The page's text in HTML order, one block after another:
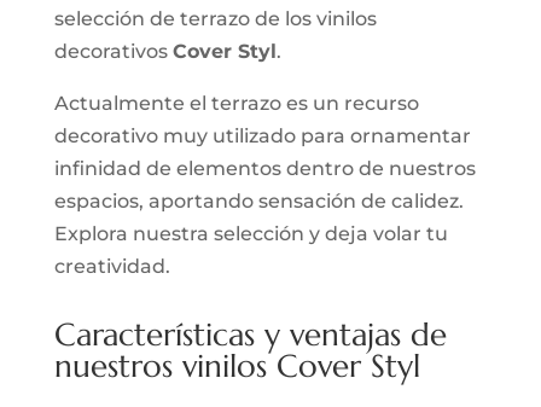
selección de terrazo de los vinilos
decorativos Cover Styl .
Actualmente el terrazo es un recurso
decorativo muy utilizado para ornamentar
infinidad de elementos dentro de nuestros
espacios, aportando sensación de calidez.
Explora nuestra selección y deja volar tu
creatividad.
Características y ventajas de
nuestros vinilos Cover Styl